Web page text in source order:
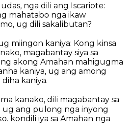
nga dili ang Iscariote:
mahatabo nga ikaw
ug dili sakalibutan?
miingon kaniya: Kong kinsa
magabantay siya sa
akong Amahan mahigugma
kaniya, ug ang among
kaniya.
kanako, dili magabantay sa
ang pulong nga inyong
kondili iya sa Amahan nga